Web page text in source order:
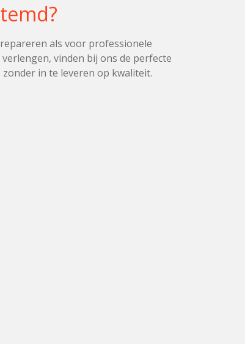
als voor professionele
vinden bij ons de perfecte
in te leveren op kwaliteit.